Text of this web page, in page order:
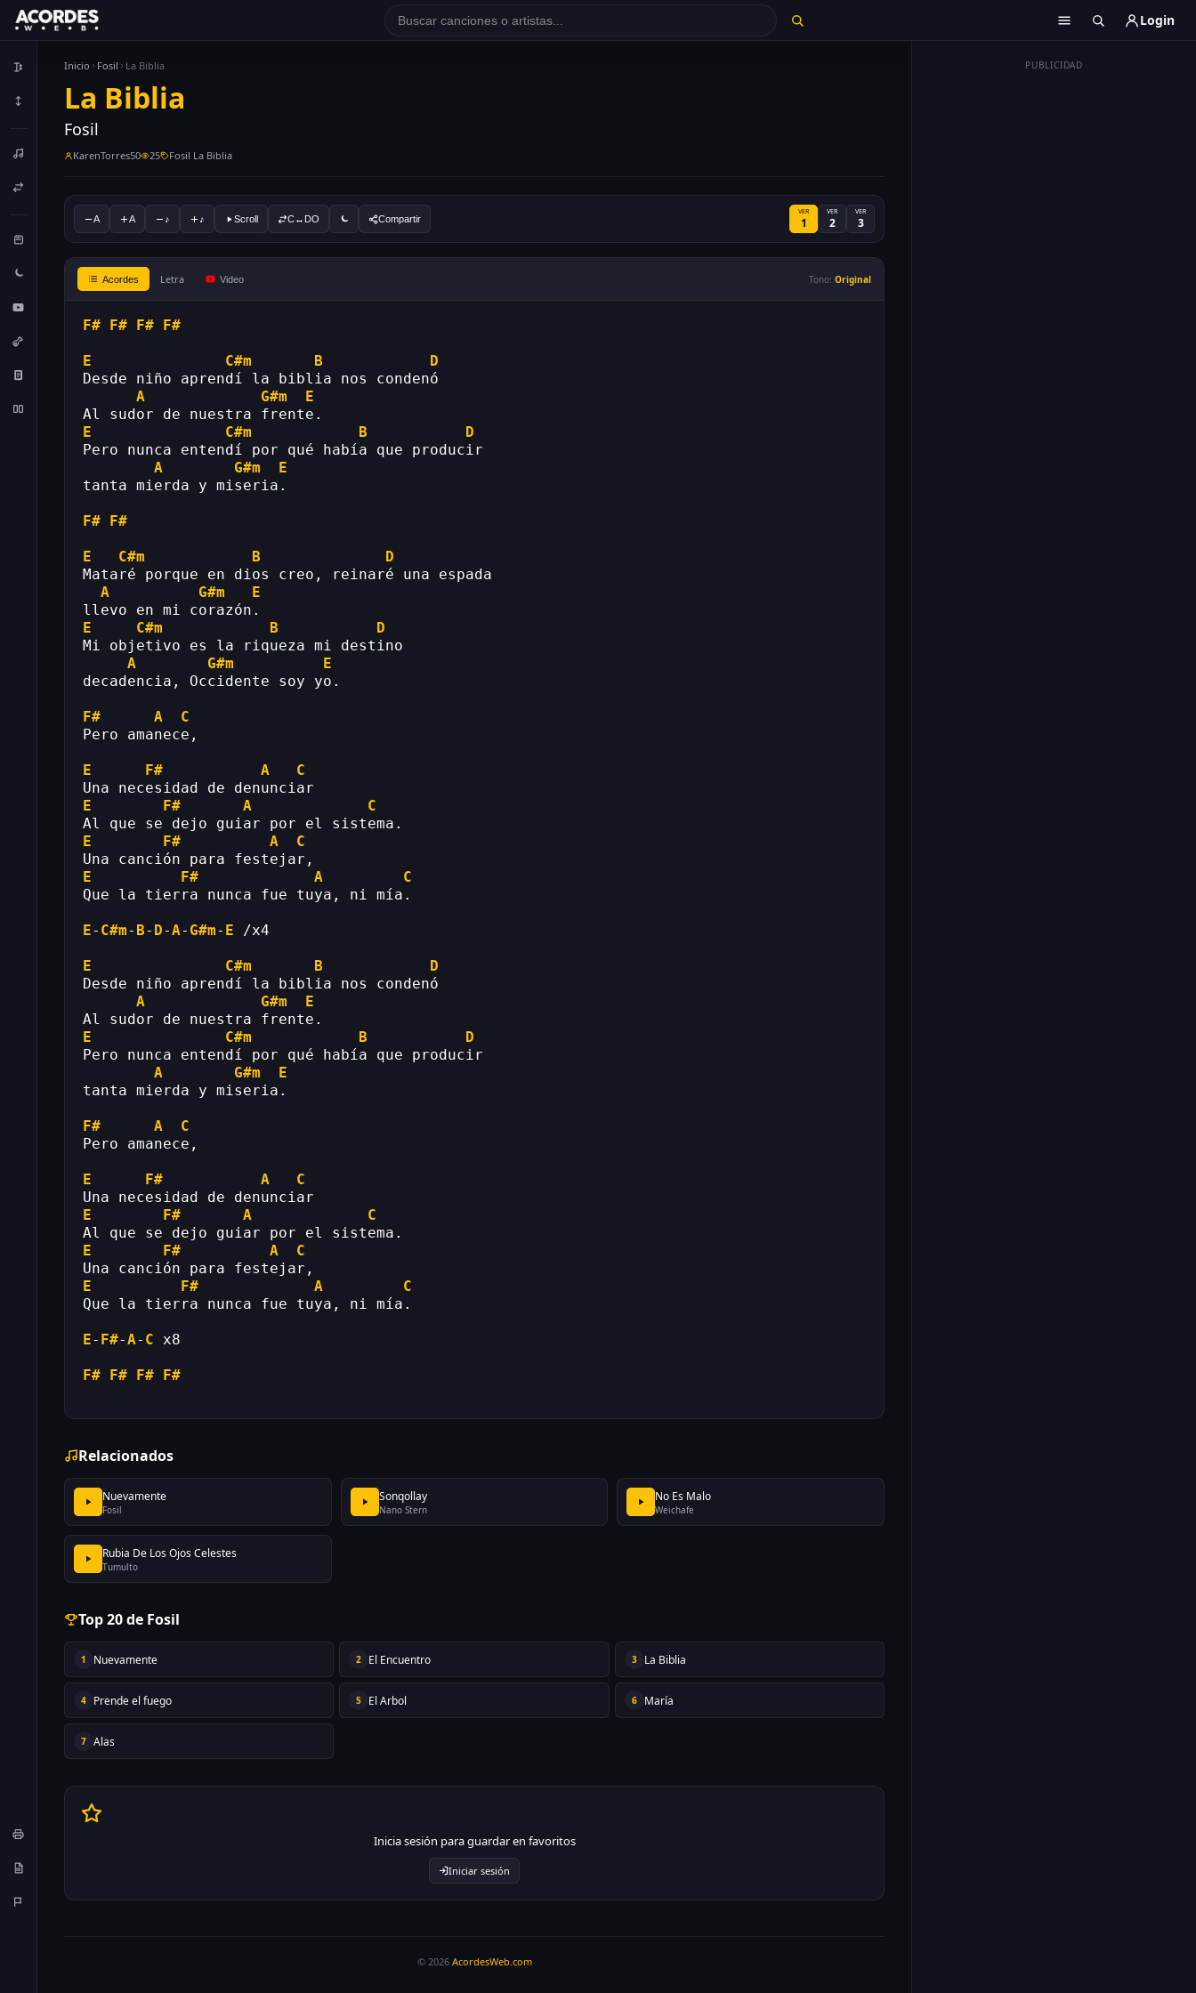
Login
PUBLICIDAD
Inicio Fosil La Biblia
La Biblia
Fosil
KarenTorres50 25 Fosil La Biblia
A A ♪ ♪ Scroll C↔DO Compartir
VER
1
VER
2
VER
3
Acordes Letra Video Tono: Original
F# F# F# F#
E C#m B
D
Desde niño aprendí la biblia nos condenó
A
G#m
E
Al sudor de nuestra frente.
E
C#m B
D
Pero nunca entendí por qué había que producir
A
G#m
E
tanta mierda y miseria.
F# F#
E C#m B
D
Mataré porque en dios creo, reinaré una espada
A
G#m
E
llevo en mi corazón.
E
C#m B
D
Mi objetivo es la riqueza mi destino
A
G#m
E
decadencia, Occidente soy yo.
F# A
C
Pero amanece,
E F# A
C
Una necesidad de denunciar
E
F# A
C
Al que se dejo guiar por el sistema.
E
F# A
C
Una canción para festejar,
E
F# A
C
Que la tierra nunca fue tuya, ni mía.
E- C#m- B- D-A- G#m- E /x4
E C#m B
D
Desde niño aprendí la biblia nos condenó
A
G#m
E
Al sudor de nuestra frente.
E
C#m B
D
Pero nunca entendí por qué había que producir
A
G#m
E
tanta mierda y miseria.
F# A
C
Pero amanece,
E F# A
C
Una necesidad de denunciar
E
F# A
C
Al que se dejo guiar por el sistema.
E
F# A
C
Una canción para festejar,
E
F# A
C
Que la tierra nunca fue tuya, ni mía.
E- F#-A- C x8
F# F# F# F#
Relacionados
Nuevamente
Fosil
Sonqollay
Nano Stern
No Es Malo
Weichafe
Rubia De Los Ojos Celestes
Tumulto
Top 20 de Fosil
1 Nuevamente 2 El Encuentro 3 La Biblia
4 Prende el fuego 5 El Arbol 6 María
7 Alas
Inicia sesión para guardar en favoritos
Iniciar sesión
© 2026 AcordesWeb.com